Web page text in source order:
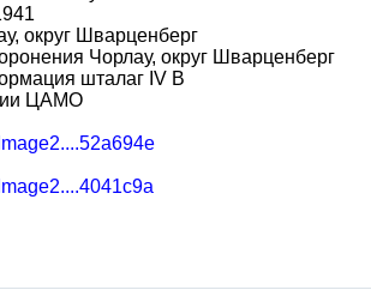
округ Шварценберг
Чорлау, округ Шварценберг
шталаг IV B
ЦАМО